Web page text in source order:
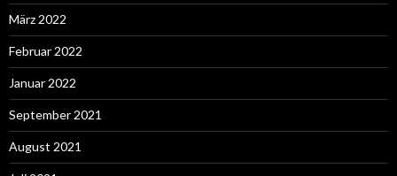
März 2022
Februar 2022
Januar 2022
September 2021
August 2021